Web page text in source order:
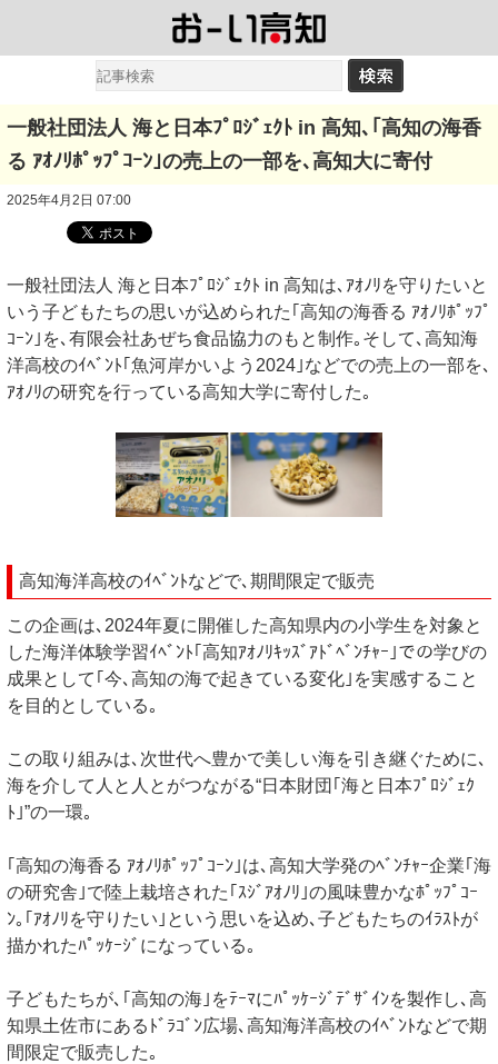
一般社団法人 海と日本ﾌﾟﾛｼﾞｪｸﾄ in 高知､｢高知の海香
る ｱｵﾉﾘﾎﾟｯﾌﾟｺｰﾝ｣の売上の一部を､高知大に寄付
2025年4月2日 07:00
一般社団法人 海と日本ﾌﾟﾛｼﾞｪｸﾄ in 高知は､ｱｵﾉﾘを守りたいと
いう子どもたちの思いが込められた｢高知の海香る ｱｵﾉﾘﾎﾟｯﾌﾟ
ｺｰﾝ｣を､有限会社あぜち食品協力のもと制作｡そして､高知海
洋高校のｲﾍﾞﾝﾄ｢魚河岸かいよう2024｣などでの売上の一部を､
ｱｵﾉﾘの研究を行っている高知大学に寄付した｡
高知海洋高校のｲﾍﾞﾝﾄなどで､期間限定で販売
この企画は､2024年夏に開催した高知県内の小学生を対象と
した海洋体験学習ｲﾍﾞﾝﾄ｢高知ｱｵﾉﾘｷｯｽﾞｱﾄﾞﾍﾞﾝﾁｬｰ｣での学びの
成果として｢今､高知の海で起きている変化｣を実感すること
を目的としている｡
この取り組みは､次世代へ豊かで美しい海を引き継ぐために､
海を介して人と人とがつながる“日本財団｢海と日本ﾌﾟﾛｼﾞｪｸ
ﾄ｣”の一環｡
｢高知の海香る ｱｵﾉﾘﾎﾟｯﾌﾟｺｰﾝ｣は､高知大学発のﾍﾞﾝﾁｬｰ企業｢海
の研究舎｣で陸上栽培された｢ｽｼﾞｱｵﾉﾘ｣の風味豊かなﾎﾟｯﾌﾟｺｰ
ﾝ｡｢ｱｵﾉﾘを守りたい｣という思いを込め､子どもたちのｲﾗｽﾄが
描かれたﾊﾟｯｹｰｼﾞになっている｡
子どもたちが､｢高知の海｣をﾃｰﾏにﾊﾟｯｹｰｼﾞﾃﾞｻﾞｲﾝを製作し､高
知県土佐市にあるﾄﾞﾗｺﾞﾝ広場､高知海洋高校のｲﾍﾞﾝﾄなどで期
間限定で販売した｡